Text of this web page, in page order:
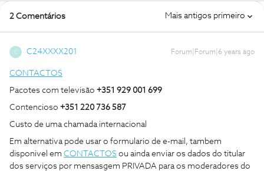
2 Comentários Mais antigos primeiro
C C24XXXX201 Forum|Forum|6 years ago
CONTACTOS
Pacotes com televisão +351 929 001 699
Contencioso +351 220 736 587
Custo de uma chamada internacional
Em alternativa pode usar o formulario de e-mail, tambem
disponivel em CONTACTOS ou ainda enviar os dados do titular
dos serviços por mensasgem PRIVADA para os moderadores do